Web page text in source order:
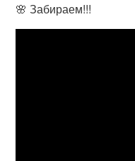
🌸 Забираем!!!